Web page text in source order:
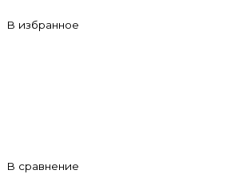
В избранное
В сравнение